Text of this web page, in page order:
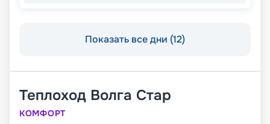
Показать все дни (12)
Теплоход Волга Стар
КОМФОРТ